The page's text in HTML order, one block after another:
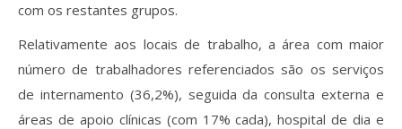
com os restantes grupos.
Relativamente aos locais de trabalho, a área com maior
número de trabalhadores referenciados são os serviços
de internamento (36,2%), seguida da consulta externa e
áreas de apoio clínicas (com 17% cada), hospital de dia e